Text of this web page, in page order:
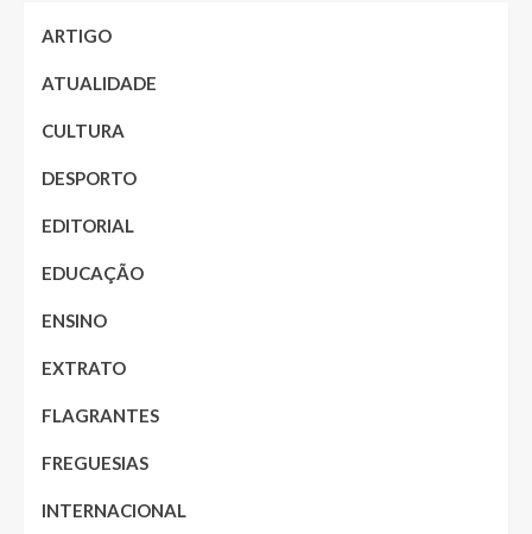
ARTIGO
ATUALIDADE
CULTURA
DESPORTO
EDITORIAL
EDUCAÇÃO
ENSINO
EXTRATO
FLAGRANTES
FREGUESIAS
INTERNACIONAL